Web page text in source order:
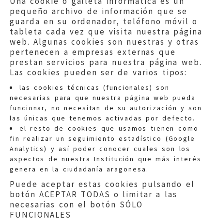
pequeño archivo de información que se
guarda en su ordenador, teléfono móvil o
tableta cada vez que visita nuestra página
web. Algunas cookies son nuestras y otras
pertenecen a empresas externas que
prestan servicios para nuestra página web.
Las cookies pueden ser de varios tipos:
las cookies técnicas (funcionales) son
necesarias para que nuestra página web pueda
funcionar, no necesitan de su autorización y son
las únicas que tenemos activadas por defecto.
el resto de cookies que usamos tienen como
fin realizar un seguimiento estadístico (Google
Analytics) y así poder conocer cuales son los
aspectos de nuestra Institución que más interés
genera en la ciudadanía aragonesa.
Puede aceptar estas cookies pulsando el
botón ACEPTAR TODAS o limitar a las
necesarias con el botón SÓLO
FUNCIONALES
Quejas:quejas@eljusticiadearagon.es
Información general:
informacion@eljusticiadearagon.es
Teléfonos:900 210 210/